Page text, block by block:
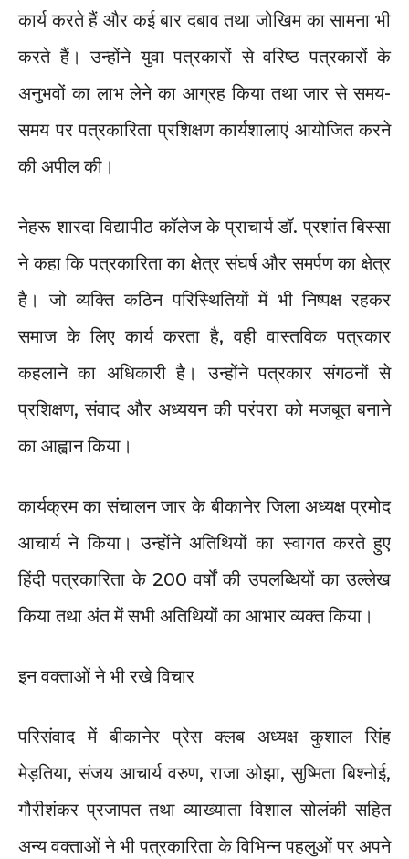
कार्य करते हैं और कई बार दबाव तथा जोखिम का सामना भी
करते हैं। उन्होंने युवा पत्रकारों से वरिष्ठ पत्रकारों के
अनुभवों का लाभ लेने का आग्रह किया तथा जार से समय-
समय पर पत्रकारिता प्रशिक्षण कार्यशालाएं आयोजित करने
की अपील की।
नेहरू शारदा विद्यापीठ कॉलेज के प्राचार्य डॉ. प्रशांत बिस्सा
ने कहा कि पत्रकारिता का क्षेत्र संघर्ष और समर्पण का क्षेत्र
है। जो व्यक्ति कठिन परिस्थितियों में भी निष्पक्ष रहकर
समाज के लिए कार्य करता है, वही वास्तविक पत्रकार
कहलाने का अधिकारी है। उन्होंने पत्रकार संगठनों से
प्रशिक्षण, संवाद और अध्ययन की परंपरा को मजबूत बनाने
का आह्वान किया।
कार्यक्रम का संचालन जार के बीकानेर जिला अध्यक्ष प्रमोद
आचार्य ने किया। उन्होंने अतिथियों का स्वागत करते हुए
हिंदी पत्रकारिता के 200 वर्षों की उपलब्धियों का उल्लेख
किया तथा अंत में सभी अतिथियों का आभार व्यक्त किया।
इन वक्ताओं ने भी रखे विचार
परिसंवाद में बीकानेर प्रेस क्लब अध्यक्ष कुशाल सिंह
मेड़तिया, संजय आचार्य वरुण, राजा ओझा, सुष्मिता बिश्नोई,
गौरीशंकर प्रजापत तथा व्याख्याता विशाल सोलंकी सहित
अन्य वक्ताओं ने भी पत्रकारिता के विभिन्न पहलुओं पर अपने